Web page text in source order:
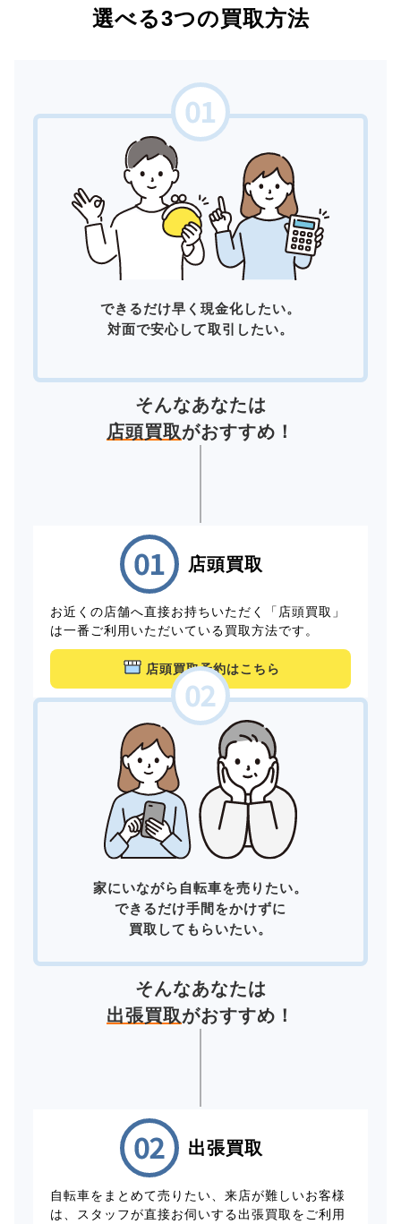
選べる3つの買取方法
できるだけ早く現金化したい。
対面で安心して取引したい。
そんなあなたは
店頭買取がおすすめ！
店頭買取
お近くの店舗へ直接お持ちいただく「店頭買取」
は一番ご利用いただいている買取方法です。
店頭買取予約はこちら
家にいながら自転車を売りたい。
できるだけ手間をかけずに
買取してもらいたい。
そんなあなたは
出張買取がおすすめ！
出張買取
自転車をまとめて売りたい、来店が難しいお客様
は、スタッフが直接お伺いする出張買取をご利用